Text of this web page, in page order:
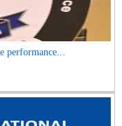
performance...